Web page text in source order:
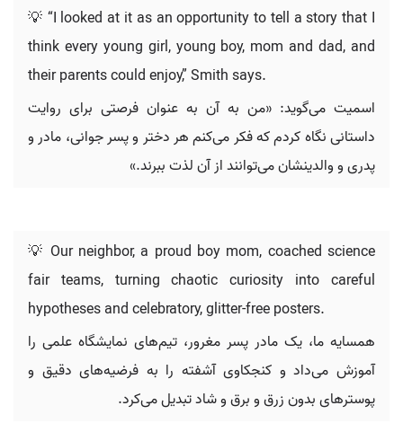
💡 “I looked at it as an opportunity to tell a story that I
think every young girl, young boy, mom and dad, and
their parents could enjoy,” Smith says.
اسمیت می‌گوید: «من به آن به عنوان فرصتی برای روایت
داستانی نگاه کردم که فکر می‌کنم هر دختر و پسر جوانی، مادر و
پدری و والدینشان می‌توانند از آن لذت ببرند.»
💡 Our neighbor, a proud boy mom, coached science
fair teams, turning chaotic curiosity into careful
hypotheses and celebratory, glitter-free posters.
همسایه ما، یک مادر پسر مغرور، تیم‌های نمایشگاه علمی را
آموزش می‌داد و کنجکاوی آشفته را به فرضیه‌های دقیق و
پوسترهای بدون زرق و برق و شاد تبدیل می‌کرد.